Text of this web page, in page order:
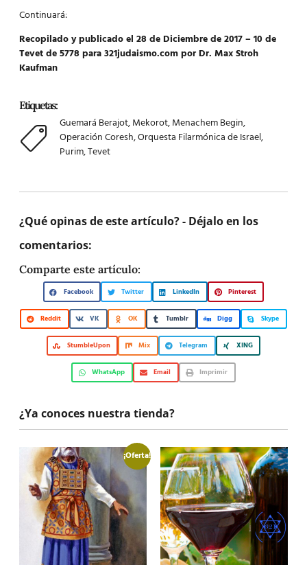
Continuará:
Recopilado y publicado el 28 de Diciembre de 2017 – 10 de
Tevet de 5778 para 321judaismo.com por Dr. Max Stroh
Kaufman
Etiquetas:
Guemará Berajot,Mekorot,Menachem Begin,
Operación Coresh,Orquesta Filarmónica de Israel,
Purim,Tevet
¿Qué opinas de este artículo? - Déjalo en los
comentarios:
Comparte este artículo:
Facebook Twitter LinkedIn Pinterest
Reddit VK OK Tumblr Digg Skype
StumbleUpon Mix Telegram XING
WhatsApp Email Imprimir
¿Ya conoces nuestra tienda?
¡Oferta!